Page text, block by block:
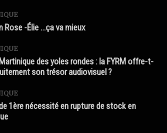
Rose -Élie …ça va mieux
des yoles rondes : la FYRM offre-t-
son trésor audiovisuel ?
1ère nécessité en rupture de stock en